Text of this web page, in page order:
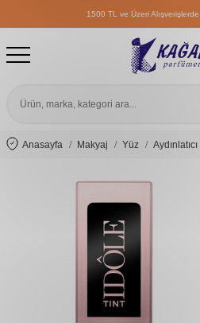
1500 TL ve Üzeri Alışverişlerde
1500 TL ve Üzeri Alışverişlerde
1500 TL ve Üzeri Alışverişlerde
Anasayfa Makyaj Yüz Aydınlatıcı